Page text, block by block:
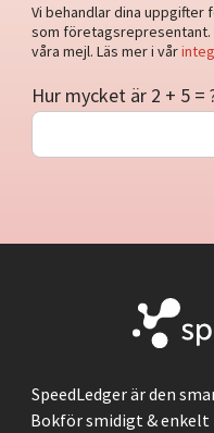
Vi behandlar dina uppgifter
som företagsrepresentant.
våra mejl. Läs mer i vår
Hur mycket är 2 + 5 =
SpeedLedger är den
Bokför smidigt &